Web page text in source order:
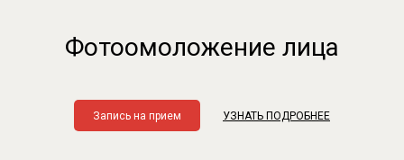
Фотоомоложение лица
Запись на прием УЗНАТЬ ПОДРОБНЕЕ